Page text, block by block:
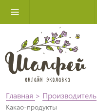
Главная > Производитель
Какао-продукты